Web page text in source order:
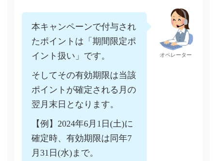
本キャンペーンで付与され
たポイントは「期間限定ポ
イント扱い」です。
そしてその有効期限は当該
ポイントが確定される月の
翌月末日となります。
【例】2024年6月1日(土)に
確定時、有効期限は同年7
月31日(水)まで。
オペレーター